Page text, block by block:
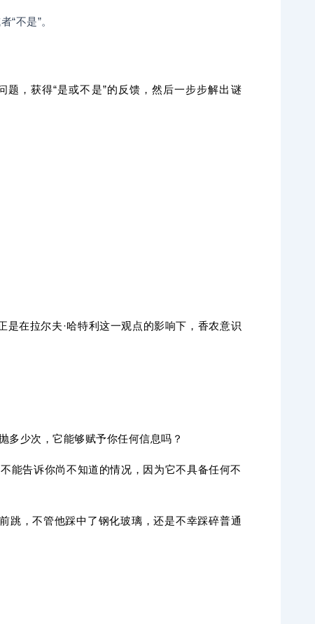
“不是”。
，获得“是或不是”的反馈，然后一步步解出谜
是在拉尔夫·哈特利这一观点的影响下，香农意识
多少次，它能够赋予你任何信息吗？
能告诉你尚不知道的情况，因为它不具备任何不
跳，不管他踩中了钢化玻璃，还是不幸踩碎普通